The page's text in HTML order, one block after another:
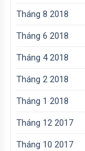
Tháng 8 2018
Tháng 6 2018
Tháng 4 2018
Tháng 2 2018
Tháng 1 2018
Tháng 12 2017
Tháng 10 2017